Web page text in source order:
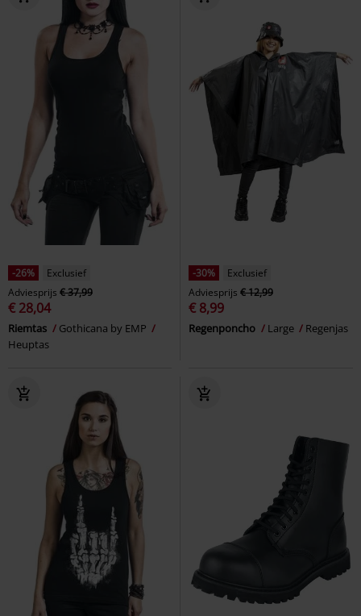
-26%
Exclusief
Adviesprijs € 37,99
€ 28,04
Riemtas
Gothicana by EMP
Heuptas
-30%
Exclusief
Adviesprijs € 12,99
€ 8,99
Regenponcho Large Regenjas